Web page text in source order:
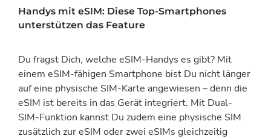
Handys mit eSIM: Diese Top-Smartphones
unterstützen das Feature
Du fragst Dich, welche eSIM-Handys es gibt? Mit
einem eSIM-fähigen Smartphone bist Du nicht länger
auf eine physische SIM-Karte angewiesen – denn die
eSIM ist bereits in das Gerät integriert. Mit Dual-
SIM-Funktion kannst Du zudem eine physische SIM
zusätzlich zur eSIM oder zwei eSIMs gleichzeitig